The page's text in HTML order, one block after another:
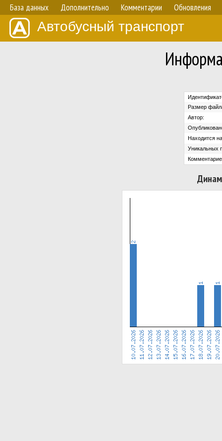
База данных Дополнительно Комментарии Обновления
Автобусный транспорт
Размер
Автор:
Находится
Уникальных